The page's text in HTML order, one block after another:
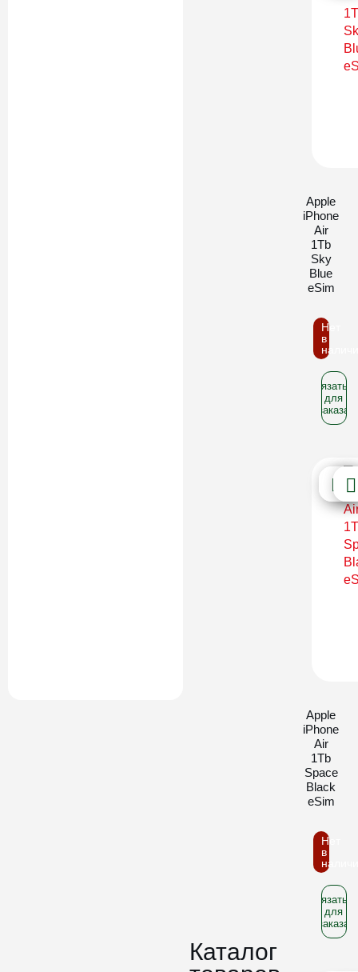
Каталог
Apple
iPhone
Air
1Tb
Sky
Blue
eSim
Нет
в
для
заказа
Apple
iPhone
Air
1Tb
Space
Black
eSim
Нет
в
для
заказа